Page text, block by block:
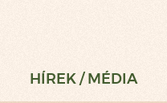
HÍREK / MÉDIA